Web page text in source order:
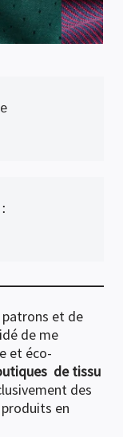
et de
de me
et éco-
de tissu
des
en